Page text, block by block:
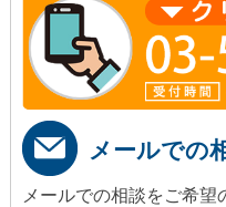
メールでの
メールでの相談をご希